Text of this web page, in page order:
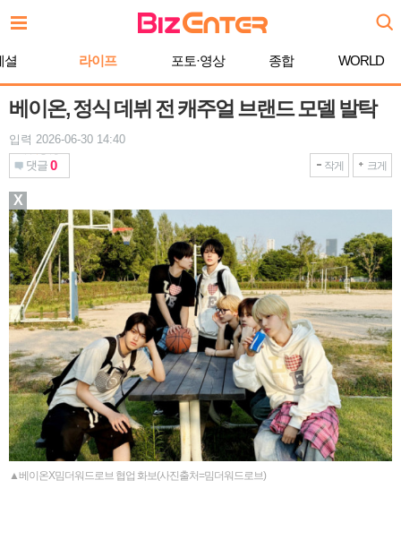
문
로
기
셜 라이프 포토·영상 종합 WORLD
베이온, 정식 데뷔 전 캐주얼 브랜드 모델 발탁
입력 2026-06-30 14:40
댓글 0 작게 크게
▲베이온X밈더워드로브 협업 화보(사진출처=밈더워드로브)
X